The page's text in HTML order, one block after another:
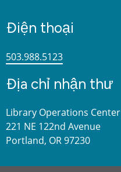
Điện thoại
503.988.5123
Địa chỉ nhận thư
Library Operations Center
221 NE 122nd Avenue
Portland, OR 97230